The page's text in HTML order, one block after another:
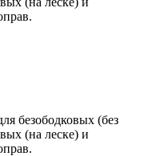
безободковых (без
(на леске) и